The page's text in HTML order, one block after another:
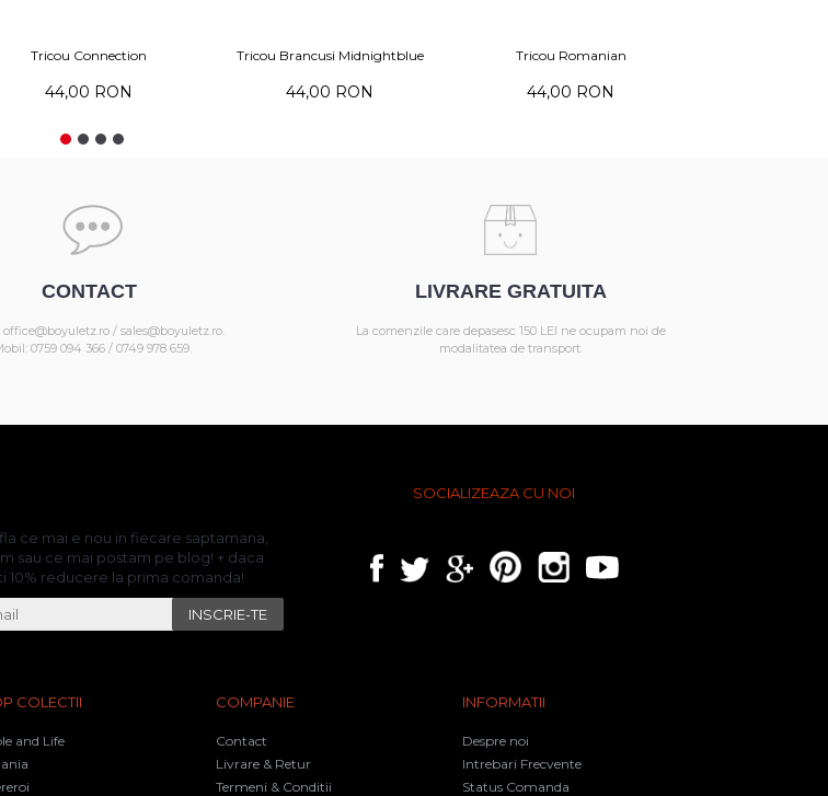
Tricou BUCURESTI
44,00 RON
Tricou CLUJ
44,00 RON
Tricou CONSTANTA
44,00 RON
CONTACT
office@boyuletz.ro / sales@boyuletz.ro.
0759 094 366 / 0749 978 659.
LIVRARE GRATUITA
La comenzile care depasesc 150 LEI ne ocupam noi de
modalitatea de transport.
ce mai e nou in fiecare saptamana,
sau ce mai postam pe blog! + daca
10% reducere la prima comanda!
INSCRIE-TE
SOCIALIZEAZA CU NOI
COLECTII
and Life
COMPANIE
Contact
Livrare & Retur
Termeni & Conditii
INFORMATII
Despre noi
Intrebari Frecvente
Status Comanda